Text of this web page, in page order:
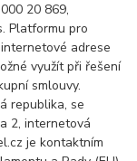
20 869,
Platformu pro
adrese
využít při řešení
smlouvy.
republika, se
2, internetová
je kontaktním